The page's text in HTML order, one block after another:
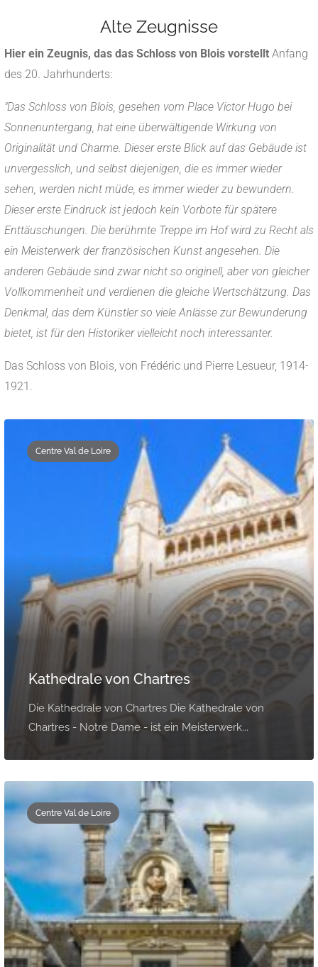
Alte Zeugnisse
Hier ein Zeugnis, das das Schloss von Blois vorstellt Anfang
des 20. Jahrhunderts:
"Das Schloss von Blois, gesehen vom Place Victor Hugo bei
Sonnenuntergang, hat eine überwältigende Wirkung von
Originalität und Charme. Dieser erste Blick auf das Gebäude ist
unvergesslich, und selbst diejenigen, die es immer wieder
sehen, werden nicht müde, es immer wieder zu bewundern.
Dieser erste Eindruck ist jedoch kein Vorbote für spätere
Enttäuschungen. Die berühmte Treppe im Hof wird zu Recht als
ein Meisterwerk der französischen Kunst angesehen. Die
anderen Gebäude sind zwar nicht so originell, aber von gleicher
Vollkommenheit und verdienen die gleiche Wertschätzung. Das
Denkmal, das dem Künstler so viele Anlässe zur Bewunderung
bietet, ist für den Historiker vielleicht noch interessanter.
Das Schloss von Blois, von Frédéric und Pierre Lesueur, 1914-
1921.
Centre Val de Loire
Kathedrale von Chartres
Die Kathedrale von Chartres Die Kathedrale von
Chartres - Notre Dame - ist ein Meisterwerk...
Centre Val de Loire